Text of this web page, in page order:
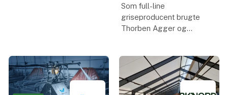
Som full-line
griseproducent brugte
Thorben Agger og
på vaskearbejde i deres
forskellige grisestalde,
og tilmed et yderst